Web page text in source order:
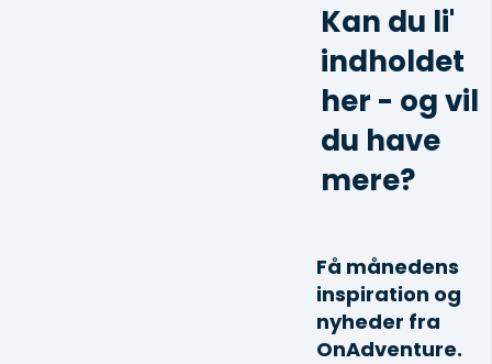
Kan du li'
indholdet
her - og vil
du have
mere?
Få månedens
inspiration og
nyheder fra
OnAdventure.